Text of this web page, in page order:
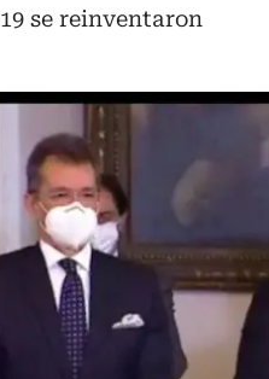
19 se reinventaron